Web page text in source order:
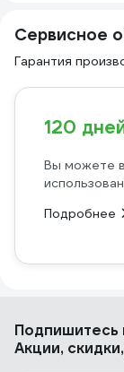
Сервисное
Гарантия
120
Вы можете
использован
Подробнее
Подпишитесь
Акции,